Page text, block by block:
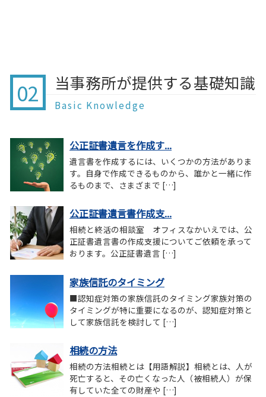
02 当事務所が提供する基礎知識
Basic Knowledge
公正証書遺言を作成す...
遺言書を作成するには、いくつかの方法がありま
す。自身で作成できるものから、誰かと一緒に作
るものまで、さまざまで […]
公正証書遺言書作成支...
相続と終活の相談室 オフィスなかいえでは、公
正証書遺言書の作成支援についてご依頼を承って
おります。公正証書遺言 […]
家族信託のタイミング
■認知症対策の家族信託のタイミング家族対策の
タイミングが特に重要になるのが、認知症対策と
して家族信託を検討して […]
相続の方法
相続の方法相続とは【用語解説】相続とは、人が
死亡すると、その亡くなった人（被相続人）が保
有していた全ての財産や […]